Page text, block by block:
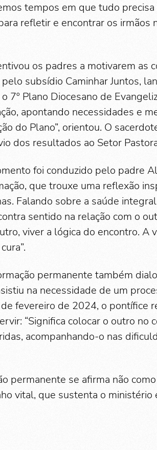
tempos em que tudo
refletir e encontrar os irmãos
os padres a motivarem as
subsídio Caminhar Juntos,
7º Plano Diocesano de
apontando necessidades e
do Plano”, orientou. O
dos resultados ao Setor
foi conduzido pelo padre
que trouxe uma reflexão
Falando sobre a saúde
sentido na relação com o
viver a lógica do encontro. A
permanente também
na necessidade de um
fevereiro de 2024, o pontífice
“Significa colocar o outro no
acompanhando-o nas
permanente se afirma não
vital, que sustenta o